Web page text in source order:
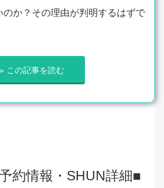
のか？その理由が判明するはずで
» この記事を読む
約情報・SHUN詳細■